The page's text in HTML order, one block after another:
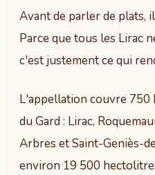
Avant de parler de plats,
Parce que tous les Lirac
c'est justement ce qui
L'appellation couvre 750
du Gard : Lirac,
Arbres et Saint-Geniès-
environ 19 500